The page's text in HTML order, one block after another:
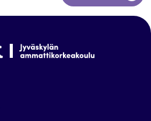
takaisin